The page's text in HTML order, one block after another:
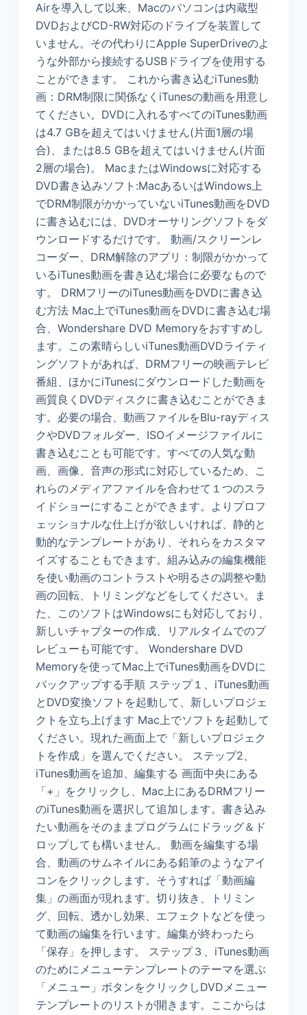
Airを導入して以来、Macのパソコンは内蔵型
DVDおよびCD-RW対応のドライブを装置して
いません。その代わりにApple SuperDriveのよ
うな外部から接続するUSBドライブを使用する
ことができます。 これから書き込むiTunes動
画：DRM制限に関係なくiTunesの動画を用意し
てください。DVDに入れるすべてのiTunes動画
は4.7 GBを超えてはいけません(片面1層の場
合)、または8.5 GBを超えてはいけません(片面
2層の場合)。 MacまたはWindowsに対応する
DVD書き込みソフト:MacあるいはWindows上
でDRM制限がかかっていないiTunes動画をDVD
に書き込むには、DVDオーサリングソフトをダ
ウンロードするだけです。 動画/スクリーンレ
コーダー、DRM解除のアプリ：制限がかかって
いるiTunes動画を書き込む場合に必要なもので
す。 DRMフリーのiTunes動画をDVDに書き込
む方法 Mac上でiTunes動画をDVDに書き込む場
合、Wondershare DVD Memoryをおすすめし
ます。この素晴らしいiTunes動画DVDライティ
ングソフトがあれば、DRMフリーの映画テレビ
番組、ほかにiTunesにダウンロードした動画を
画質良くDVDディスクに書き込むことができま
す。必要の場合、動画ファイルをBlu-rayディス
クやDVDフォルダー、ISOイメージファイルに
書き込むことも可能です。すべての人気な動
画、画像、音声の形式に対応しているため、こ
れらのメディアファイルを合わせて１つのスラ
イドショーにすることができます。よりプロフ
ェッショナルな仕上げが欲しいければ、静的と
動的なテンプレートがあり、それらをカスタマ
イズすることもできます。組み込みの編集機能
を使い動画のコントラストや明るさの調整や動
画の回転、トリミングなどをしてください。ま
た、このソフトはWindowsにも対応しており、
新しいチャプターの作成、リアルタイムでのプ
レビューも可能です。 Wondershare DVD
Memoryを使ってMac上でiTunes動画をDVDに
バックアップする手順 ステップ１、iTunes動画
とDVD変換ソフトを起動して、新しいプロジェ
クトを立ち上げます Mac上でソフトを起動して
ください。現れた画面上で「新しいプロジェク
トを作成」を選んでください。 ステップ2、
iTunes動画を追加、編集する 画面中央にある
「+」をクリックし、Mac上にあるDRMフリー
のiTunes動画を選択して追加します。書き込み
たい動画をそのままプログラムにドラッグ＆ド
ロップしても構いません。 動画を編集する場
合、動画のサムネイルにある鉛筆のようなアイ
コンをクリックします。そうすれば「動画編
集」の画面が現れます。切り抜き、トリミン
グ、回転、透かし効果、エフェクトなどを使っ
て動画の編集を行います。編集が終わったら
「保存」を押します。 ステップ３、iTunes動画
のためにメニューテンプレートのテーマを選ぶ
「メニュー」ボタンをクリックしDVDメニュー
テンプレートのリストが開きます。ここからは